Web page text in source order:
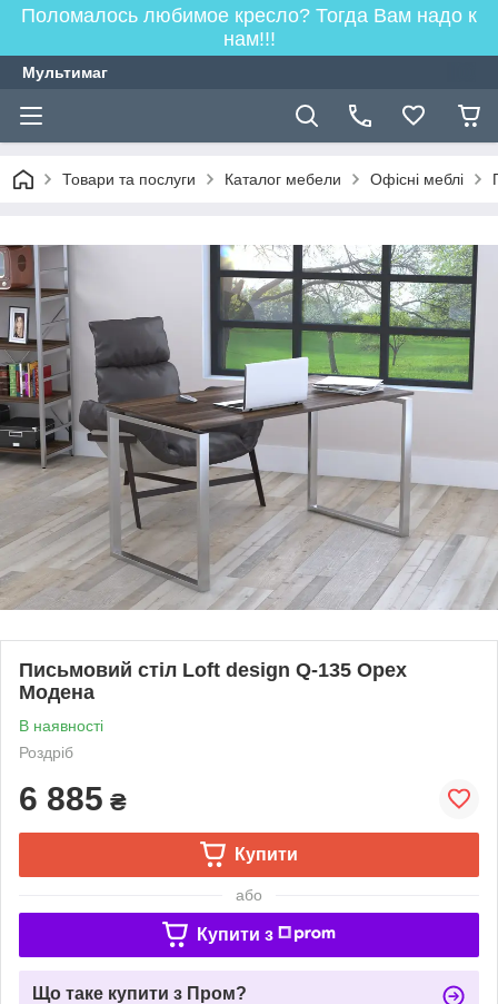
Поломалось любимое кресло? Тогда Вам надо к
нам!!!
Мультимаг
Товари та послуги Каталог мебели Офісні меблі
Письмовий стіл Loft design Q-135 Орех
Модена
В наявності
Роздріб
6 885 ₴
Купити
або
Купити з
Що таке купити з Пром?